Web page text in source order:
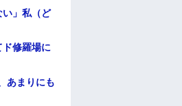
い」私（ど
ド修羅場に
あまりにも